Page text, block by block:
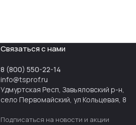
Связаться с нами
8 (800) 550-22-14
info@tsprof.ru
Удмуртская Респ, Завьяловский р-н,
село Первомайский, ул Кольцевая, 8
Подписаться на новости и акции